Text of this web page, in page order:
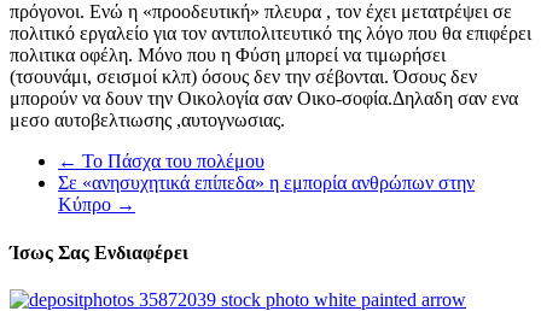
πρόγονοι. Ενώ η «προοδευτική» πλευρα , τον έχει μετατρέψει σε
πολιτικό εργαλείο για τον αντιπολιτευτικό της λόγο που θα επιφέρει
πολιτικα οφέλη. Μόνο που η Φύση μπορεί να τιμωρήσει
(τσουνάμι, σεισμοί κλπ) όσους δεν την σέβονται. Όσους δεν
μπορούν να δουν την Οικολογία σαν Οικο-σοφία.Δηλαδη σαν ενα
μεσο αυτοβελτιωσης ,αυτογνωσιας.
← To Πάσχα του πολέμου
Σε «ανησυχητικά επίπεδα» η εμπορία ανθρώπων στην
Κύπρο →
Ίσως Σας Ενδιαφέρει